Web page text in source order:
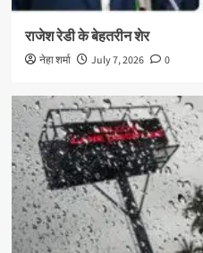
राजेश रेडी के बेहतरीन शेर
नेहा शर्मा July 7, 2026 0